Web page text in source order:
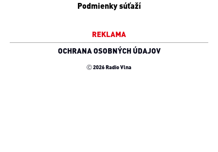
Podmienky súťaží
REKLAMA
OCHRANA OSOBNÝCH ÚDAJOV
Ⓒ 2026 Radio Vlna